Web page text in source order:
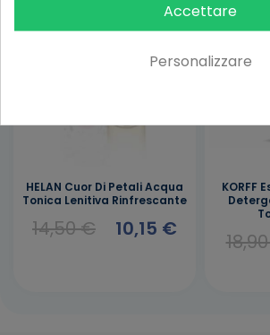
HELAN Cuor Di Petali Acqua
Tonica Lenitiva Rinfrescante
14,50 € 10,15 €
KORFF
Accettare
Personalizzare